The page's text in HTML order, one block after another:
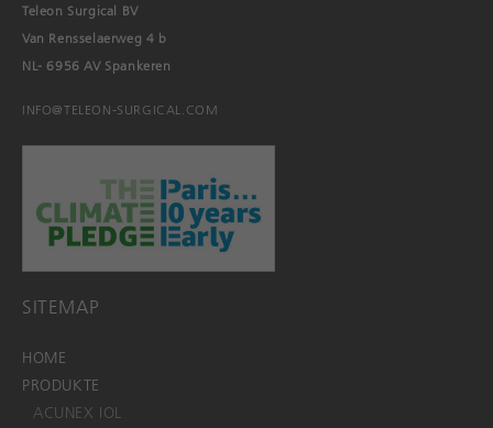
Teleon Surgical BV
Van Rensselaerweg 4 b
NL- 6956 AV Spankeren
INFO@TELEON-SURGICAL.COM
SITEMAP
HOME
PRODUKTE
ACUNEX IOL